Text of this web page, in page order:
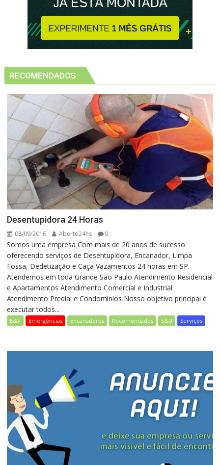
RECOMENDADOS
Desentupidora 24 Horas
08/09/2016 Aberto24hs 0
Somos uma empresa Com mais de 20 anos de sucesso
oferecendo serviços de Desentupidora, Encanador, Limpa
Fossa, Dedetização e Caça Vazamentos 24 horas em SP.
Atendemos em toda Grande São Paulo Atendimento Residencial
e Apartamentos Atendimento Comercial e Industrial
Atendimento Predial e Condomínios Nosso objetivo principal é
executar todos...
E&V Emergências Encanadores Recomendados S&U Serviços